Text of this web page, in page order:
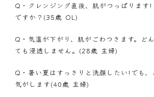
Q・ クレンジング直後、肌がつっぱりま
ですか？(35歳 OL)
Q・ 気温が下がり、肌がごわつきます。ど
ても浸透しません。(28歳 主婦)
Q・ 暑い夏はすっきりと洗顔したい!でも、
気がします(40歳 主婦)